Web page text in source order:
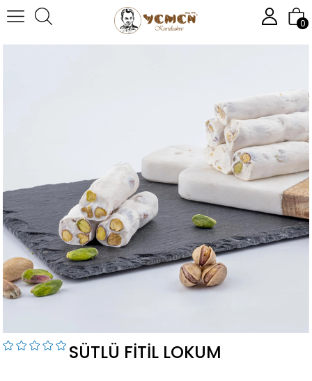
0
Anasayfa Sütlü Fitil Lokum
SÜTLÜ FITIL LOKUM